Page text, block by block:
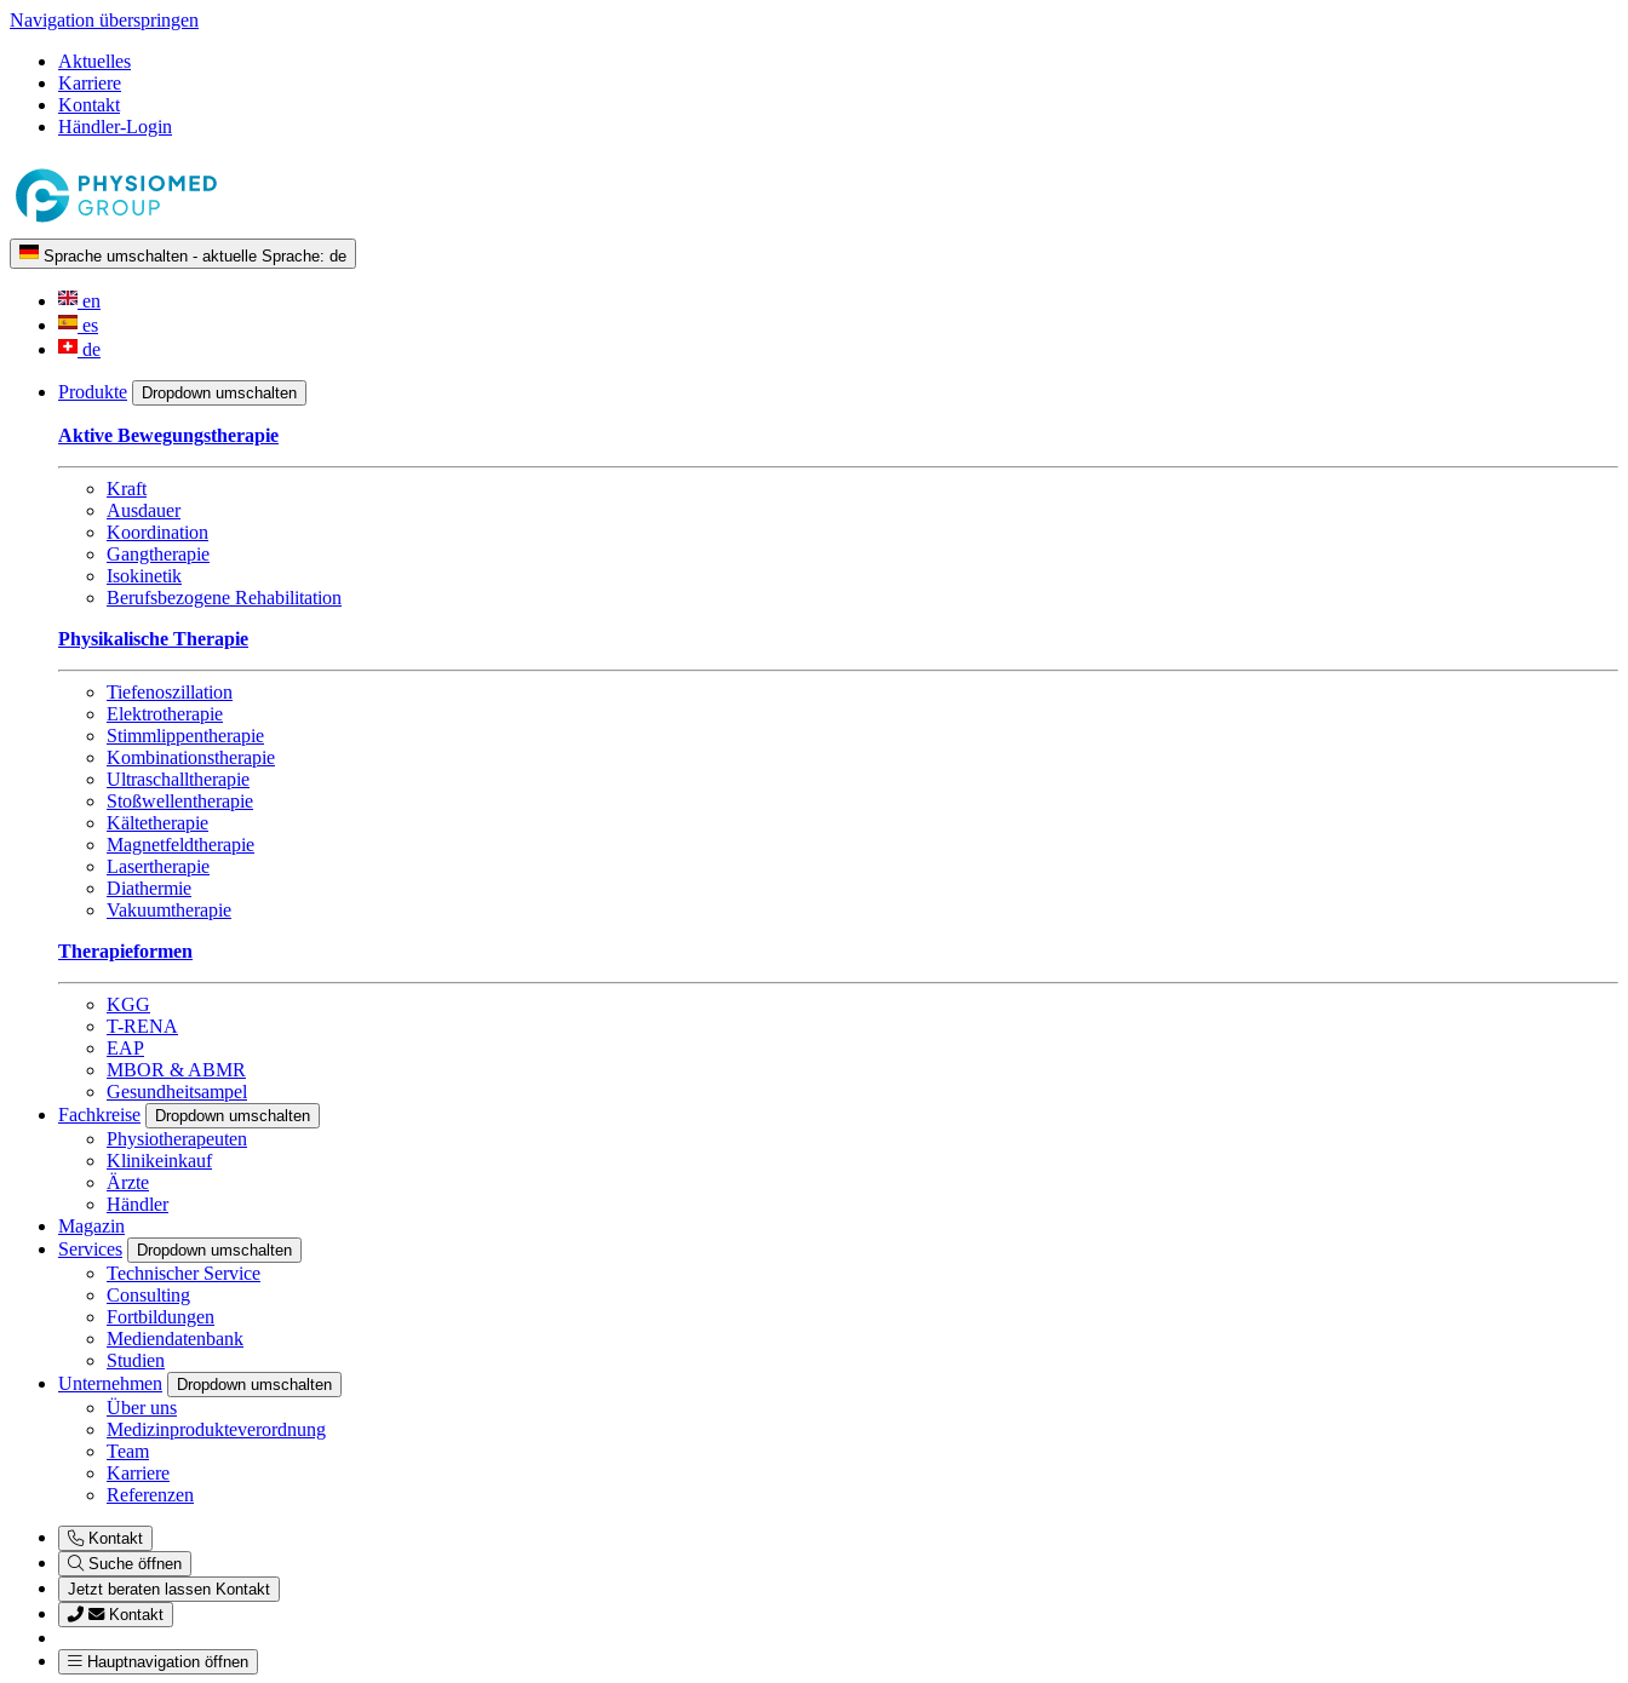
Navigation überspringen
Aktuelles
Karriere
Kontakt
Händler-Login
Sprache umschalten - aktuelle Sprache: de
en
es
de
Produkte Dropdown umschalten
Aktive Bewegungstherapie
Kraft
Ausdauer
Koordination
Gangtherapie
Isokinetik
Berufsbezogene Rehabilitation
Physikalische Therapie
Tiefenoszillation
Elektrotherapie
Stimmlippentherapie
Kombinationstherapie
Ultraschalltherapie
Stoßwellentherapie
Kältetherapie
Magnetfeldtherapie
Lasertherapie
Diathermie
Vakuumtherapie
Therapieformen
KGG
T-RENA
EAP
MBOR & ABMR
Gesundheitsampel
Fachkreise
Dropdown umschalten
Physiotherapeuten
Klinikeinkauf
Ärzte
Händler
Magazin
Services
Dropdown umschalten
Technischer Service
Consulting
Fortbildungen
Mediendatenbank
Studien
Unternehmen
Dropdown umschalten
Über uns
Medizinprodukteverordnung
Team
Karriere
Referenzen
Kontakt
Suche öffnen
Jetzt beraten lassen Kontakt
Kontakt
Hauptnavigation öffnen